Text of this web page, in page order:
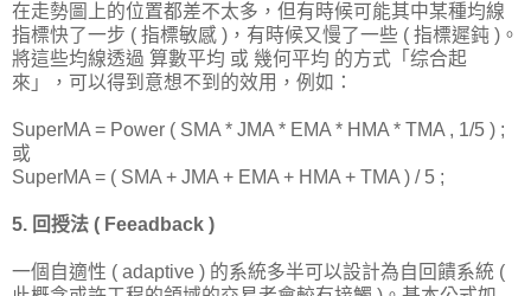
在走勢圖上的位置都差不太多，但有時候可能其中某種均線
指標快了一步 ( 指標敏感 )，有時候又慢了一些 ( 指標遲鈍 )。
將這些均線透過 算數平均 或 幾何平均 的方式「综合起
來」，可以得到意想不到的效用，例如：
SuperMA = Power ( SMA * JMA * EMA * HMA * TMA , 1/5 ) ;
或
SuperMA = ( SMA + JMA + EMA + HMA + TMA ) / 5 ;
5. 回授法 ( Feeadback )
一個自適性 ( adaptive ) 的系統多半可以設計為自回饋系統 (